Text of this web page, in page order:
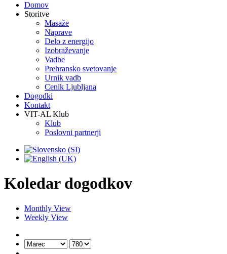
Domov
Storitve
Masaže
Naprave
Delo z energijo
Izobraževanje
Vadbe
Prehransko svetovanje
Urnik vadb
Cenik Ljubljana
Dogodki
Kontakt
VIT-AL Klub
Klub
Poslovni partnerji
Koledar dogodkov
Monthly View
Weekly View